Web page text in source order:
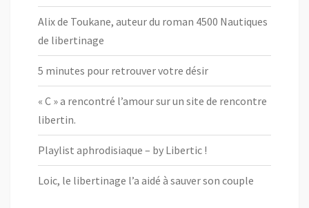
Alix de Toukane, auteur du roman 4500 Nautiques
de libertinage
5 minutes pour retrouver votre désir
« C » a rencontré l’amour sur un site de rencontre
libertin.
Playlist aphrodisiaque – by Libertic !
Loic, le libertinage l’a aidé à sauver son couple